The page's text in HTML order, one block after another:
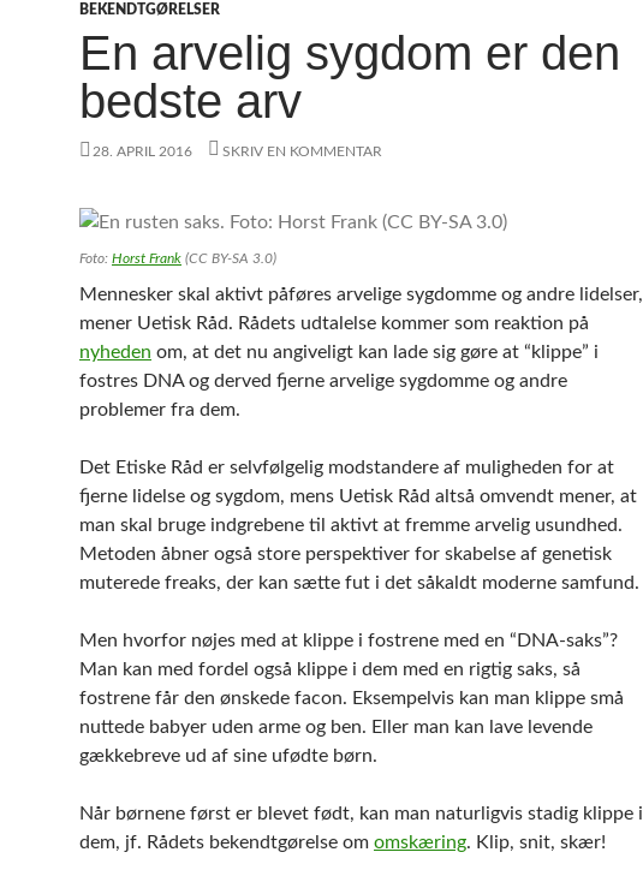
BEKENDTGØRELSER
En arvelig sygdom er den
bedste arv
28. APRIL 2016 SKRIV EN KOMMENTAR
Foto: Horst Frank (CC BY-SA 3.0)
Mennesker skal aktivt påføres arvelige sygdomme og andre lidelser,
mener Uetisk Råd. Rådets udtalelse kommer som reaktion på
nyheden om, at det nu angiveligt kan lade sig gøre at “klippe” i
fostres DNA og derved fjerne arvelige sygdomme og andre
problemer fra dem.
Det Etiske Råd er selvfølgelig modstandere af muligheden for at
fjerne lidelse og sygdom, mens Uetisk Råd altså omvendt mener, at
man skal bruge indgrebene til aktivt at fremme arvelig usundhed.
Metoden åbner også store perspektiver for skabelse af genetisk
muterede freaks, der kan sætte fut i det såkaldt moderne samfund.
Men hvorfor nøjes med at klippe i fostrene med en “DNA-saks”?
Man kan med fordel også klippe i dem med en rigtig saks, så
fostrene får den ønskede facon. Eksempelvis kan man klippe små
nuttede babyer uden arme og ben. Eller man kan lave levende
gækkebreve ud af sine ufødte børn.
Når børnene først er blevet født, kan man naturligvis stadig klippe i
dem, jf. Rådets bekendtgørelse om omskæring. Klip, snit, skær!